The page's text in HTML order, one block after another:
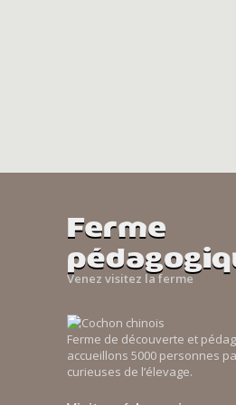
Ferme
Venez visitez la ferme
Ferme de découverte et
accueillons 5000 personnes
curieuses de l’élevage.